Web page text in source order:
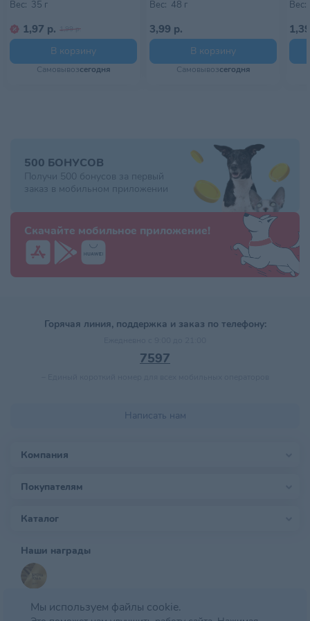
мозга котенка
• Сочетание пребиотиков и легкоусвояемых белков
поддерживает баланс микрофлоры кишечника, способствуя
здоровью пищеварительной системы
Вес: 35 г
1,97 р. 1,99 р.
В корзину
Самовывозсегодня
Вес: 48 г
3,99 р.
В корзину
Самовывозсегодня
Вес:
500 БОНУСОВ
Получи 500 бонусов за первый
заказ в мобильном приложении
Скачайте мобильное приложение!
Горячая линия, поддержка и заказ по телефону:
7597
Написать нам
Компания
Покупателям
Каталог
Наши награды
Мы используем файлы cookie.